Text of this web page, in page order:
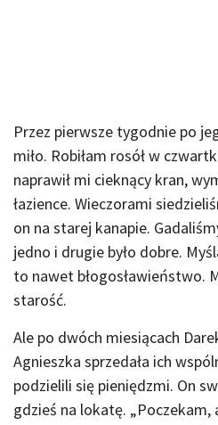
Przez pierwsze tygodnie po
miło. Robiłam rosół w
naprawił mi cieknący kran,
łazience. Wieczorami
on na starej kanapie.
jedno i drugie było dobre.
to nawet błogosławieństwo.
starość.
Ale po dwóch miesiącach
Agnieszka sprzedała ich
podzielili się pieniędzmi. On
gdzieś na lokatę. „Poczekam,